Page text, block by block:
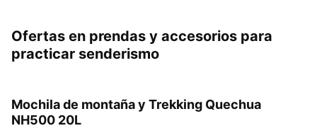
Ofertas en prendas y accesorios para
practicar senderismo
Mochila de montaña y Trekking Quechua
NH500 20L